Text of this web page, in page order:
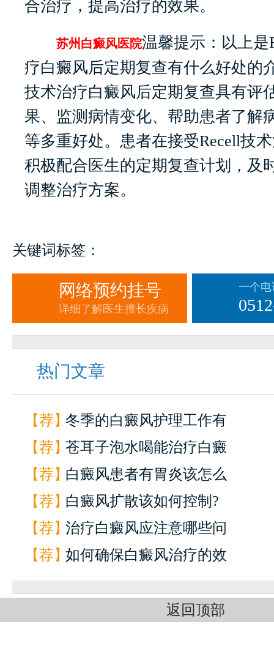
合治疗，提高治疗的效果。
苏州白癜风医院温馨提示：以上是
疗白癜风后定期复查有什么好处的
技术治疗白癜风后定期复查具有评
果、监测病情变化、帮助患者了解
等多重好处。患者在接受Recell技
积极配合医生的定期复查计划，及
调整治疗方案。
关键词标签：
网络预约挂号
详细了解医生擅长疾病
一个
热门文章
【荐】冬季的白癜风护理工作有
【荐】苍耳子泡水喝能治疗白癜
【荐】白癜风患者有胃炎该怎么
【荐】白癜风扩散该如何控制?
【荐】治疗白癜风应注意哪些问
【荐】如何确保白癜风治疗的效
返回顶部